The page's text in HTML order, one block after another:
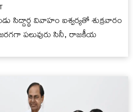
సిద్దార్థ వివాహం ఐశ్వర్యతో శుక్రవారం
జరగగా పలువురు సినీ, రాజకీయ